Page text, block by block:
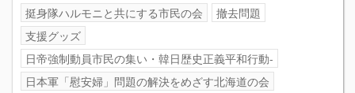
挺身隊ハルモニと共にする市民の会
撤去問題
支援グッズ
日帝強制動員市民の集い・韓日歴史正義平和行動-
日本軍「慰安婦」問題の解決をめざす北海道の会